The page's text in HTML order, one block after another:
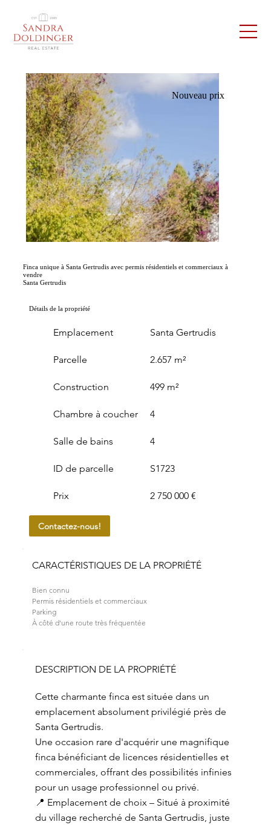
Nouveau prix
Finca unique à Santa Gertrudis avec permis résidentiels et commerciaux à
vendre
Santa Gertrudis
Détails de la propriété
Emplacement
Parcelle
Construction
Santa Gertrudis
2.657 m²
499 m²
Chambre à coucher
Salle de bains
4
4
ID de parcelle
Prix
S1723
2 750 000 €
Contactez-nous!
CARACTÉRISTIQUES DE LA PROPRIÉTÉ
Bien connu
Permis résidentiels et commerciaux
Parking
À côté d'une route très fréquentée
DESCRIPTION DE LA PROPRIÉTÉ
Cette charmante finca est située dans un
emplacement absolument privilégié près de
Santa Gertrudis.
Une occasion rare d'acquérir une magnifique
finca bénéficiant de licences résidentielles et
commerciales, offrant des possibilités infinies
pour un usage professionnel ou privé.
📍 Emplacement de choix – Situé à proximité
du village recherché de Santa Gertrudis, juste